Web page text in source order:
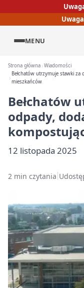
MENU
Strona główna Wiadomości
Bełchatów utrzymuje stawki
mieszkańców
Bełchatów
odpady,
12 listopada 2025
2 min czytania